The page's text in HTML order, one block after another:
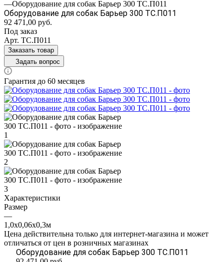
—Оборудование для собак Барьер 300 ТС.П011
Оборудование для собак Барьер 300 ТС.П011
92 471,00 руб.
Под заказ
Арт. ТС.П011
Заказать товар
Задать вопрос
Гарантия до 60 месяцев
Характеристики
Размер
—
1,0х0,06х0,3м
Цена действительна только для интернет-магазина и может
отличаться от цен в розничных магазинах
Оборудование для собак Барьер 300 ТС.П011